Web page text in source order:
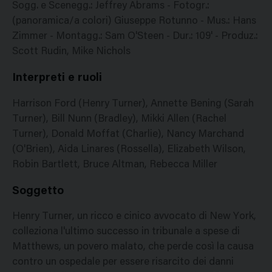
Sogg. e Scenegg.: Jeffrey Abrams - Fotogr.:
(panoramica/a colori) Giuseppe Rotunno - Mus.: Hans
Zimmer - Montagg.: Sam O'Steen - Dur.: 109' - Produz.:
Scott Rudin, Mike Nichols
Interpreti e ruoli
Harrison Ford (Henry Turner), Annette Bening (Sarah
Turner), Bill Nunn (Bradley), Mikki Allen (Rachel
Turner), Donald Moffat (Charlie), Nancy Marchand
(O'Brien), Aida Linares (Rossella), Elizabeth Wilson,
Robin Bartlett, Bruce Altman, Rebecca Miller
Soggetto
Henry Turner, un ricco e cinico avvocato di New York,
colleziona l'ultimo successo in tribunale a spese di
Matthews, un povero malato, che perde così la causa
contro un ospedale per essere risarcito dei danni